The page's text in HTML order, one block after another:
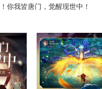
你我皆唐门，觉醒现世中！
收百万年魂环
醒武魂真实力
享高表现战斗
邂逅你的同伴